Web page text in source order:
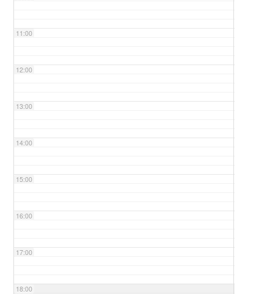
11:00
12:00
13:00
14:00
15:00
16:00
17:00
18:00